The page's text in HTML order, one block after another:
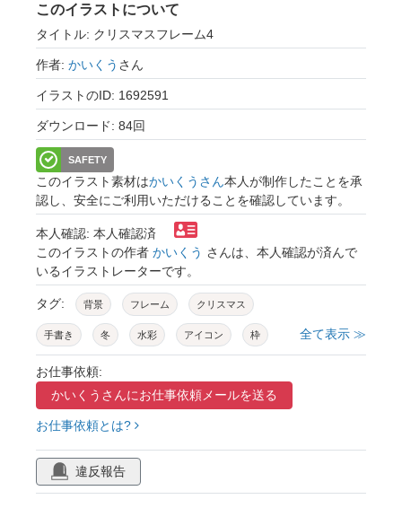
このイラストについて
タイトル: クリスマスフレーム4
作者: かいくう さん
イラストのID: 1692591
ダウンロード: 84回
SAFETY
このイラスト素材はかいくうさん本人が制作したことを承
認し、安全にご利用いただけることを確認しています。
本人確認: 本人確認済
このイラストの作者 かいくう さんは、本人確認が済んで
いるイラストレーターです。
タグ: 背景 フレーム クリスマス
手書き 冬 水彩 アイコン 枠
花 リボン
かわいい 手描き キラキラ 12月
飾り シンプル
サンタ プレゼント
クリスマス素材 xmas
全て表示 ≫
お仕事依頼:
かいくうさんにお仕事依頼メールを送る
お仕事依頼とは?
違反報告